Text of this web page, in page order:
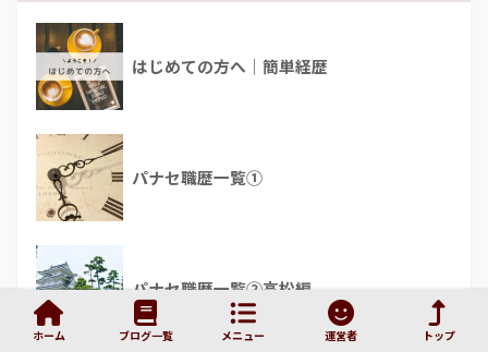
はじめての方へ｜簡単経歴
パナセ職歴一覧①
パナセ職歴一覧②高松編
ホーム ブログ一覧 メニュー 運営者 トップ